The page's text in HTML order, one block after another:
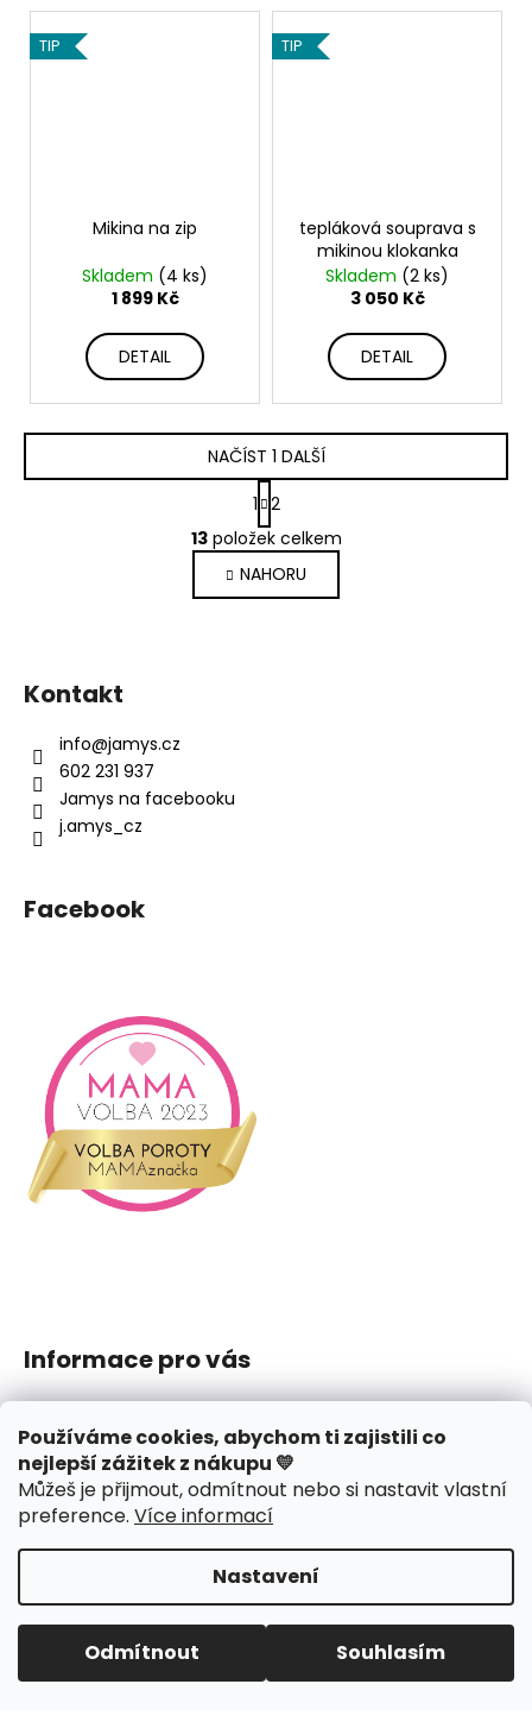
Používáme cookies, abychom ti zajistili co
nejlepší zážitek z nákupu 💛
Můžeš je přijmout, odmítnout nebo si nastavit vlastní
preference. Více informací
Nastavení
Odmítnout Souhlasím
TIP
Mikina na zip
Skladem (4 ks)
1 899 Kč
DETAIL
TIP
tepláková souprava s
mikinou klokanka
Skladem (2 ks)
3 050 Kč
DETAIL
O
v
l
á
NAČÍST 1 DALŠÍ
S
t
r
á
n
k
1 2
13položek celkem
NAHORU
Kontakt
info@jamys.cz
602 231 937
Jamys na facebooku
j.amys_cz
Facebook
Informace pro vás
Obchodní podmínky
Podmínky ochrany osobních údajů
Reklamace či vrácení
Hodnocení obchodu
Copyright 2026J.amys. Všechna práva vyhrazena.
Upravit nastavení cookies
Design webunechodom.cz